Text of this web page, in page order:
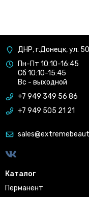
ДНР, г.Донецк, ул.
Пн-Пт 10:10-16:45
Сб 10:10-15:45
Вс - выходной
+7 949 349 56 86
+7 949 505 21 21
Каталог
Перманент